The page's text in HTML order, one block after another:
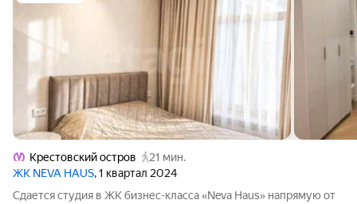
Крестовский остров
21 мин.
ЖК NEVA HAUS, 1 квартал 2024
Сдается студия в ЖК бизнес-класса «Nevа Haus» напрямую от